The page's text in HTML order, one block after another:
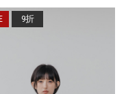
9折